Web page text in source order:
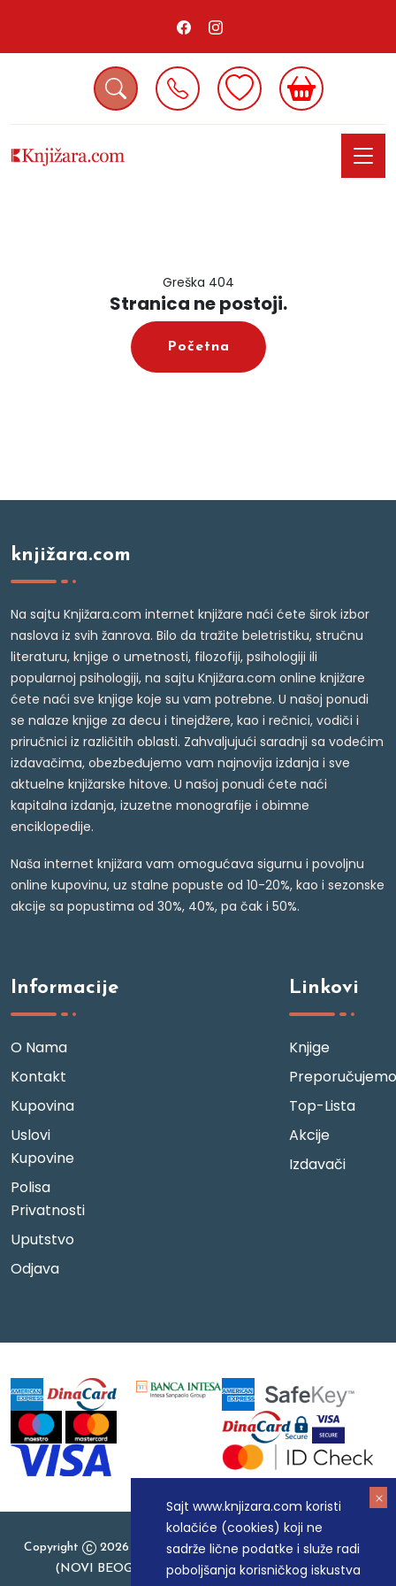
Sajt www.knjizara.com koristi
kolačiće (cookies) koji ne
sadrže lične podatke i služe radi
poboljšanja korisničkog iskustva
Greška 404
Stranica ne postoji.
Početna
knjižara.com
Na sajtu Knjižara.com internet knjižare naći ćete širok izbor
naslova iz svih žanrova. Bilo da tražite beletristiku, stručnu
literaturu, knjige o umetnosti, filozofiji, psihologiji ili
popularnoj psihologiji, na sajtu Knjižara.com online knjižare
ćete naći sve knjige koje su vam potrebne. U našoj ponudi
se nalaze knjige za decu i tinejdžere, kao i rečnici, vodiči i
priručnici iz različitih oblasti. Zahvaljujući saradnji sa vodećim
izdavačima, obezbeđujemo vam najnovija izdanja i sve
aktuelne knjižarske hitove. U našoj ponudi ćete naći
kapitalna izdanja, izuzetne monografije i obimne
enciklopedije.
Naša internet knjižara vam omogućava sigurnu i povoljnu
online kupovinu, uz stalne popuste od 10-20%, kao i sezonske
akcije sa popustima od 30%, 40%, pa čak i 50%.
Informacije
O Nama
Kontakt
Kupovina
Uslovi
Kupovine
Polisa
Privatnosti
Uputstvo
Odjava
Linkovi
Knjige
Preporučujemo
Top-Lista
Akcije
Izdavači
Copyright
2026 Knjizara.com - MAKART DOO BEOGRAD
(NOVI BEOGRAD), PIB: 105184104, MB: 20337524